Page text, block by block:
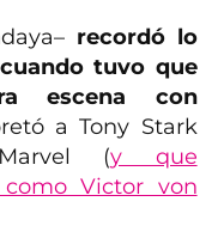
recordó lo
tuvo que
escena con
a Tony Stark
(y que
Victor von